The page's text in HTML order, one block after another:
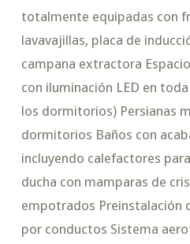
totalmente equipadas con
lavavajillas, placa de
campana extractora
con iluminación LED en
los dormitorios) Persianas
dormitorios Baños con
incluyendo calefactores
ducha con mamparas de
empotrados Preinstalación
por conductos Sistema